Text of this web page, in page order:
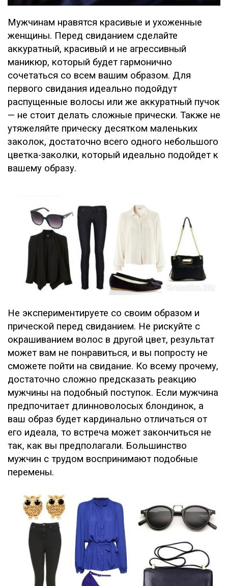
Мужчинам нравятся красивые и ухоженные
женщины. Перед свиданием сделайте
аккуратный, красивый и не агрессивный
маникюр, который будет гармонично
сочетаться со всем вашим образом. Для
первого свидания идеально подойдут
распущенные волосы или же аккуратный пучок
— не стоит делать сложные прически. Также не
утяжеляйте прическу десятком маленьких
заколок, достаточно всего одного небольшого
цветка-заколки, который идеально подойдет к
вашему образу.
Не экспериментируете со своим образом и
прической перед свиданием. Не рискуйте с
окрашиванием волос в другой цвет, результат
может вам не понравиться, и вы попросту не
сможете пойти на свидание. Ко всему прочему,
достаточно сложно предсказать реакцию
мужчины на подобный поступок. Если мужчина
предпочитает длинноволосых блондинок, а
ваш образ будет кардинально отличаться от
его идеала, то встреча может закончиться не
так, как вы предполагали. Большинство
мужчин с трудом воспринимают подобные
перемены.